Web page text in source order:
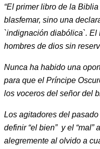
“El primer libro de la
blasfemar, sino una
`indignación diabólica`.
hombres de dios sin
Nunca ha habido una
para que el Príncipe
los voceros del señor del
Los agitadores del
definir “el bien” y el
alegremente al olvido a